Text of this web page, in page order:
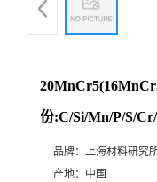
份:C/Si/Mn/P/S/
品牌： 上海材料研究
产地： 中国